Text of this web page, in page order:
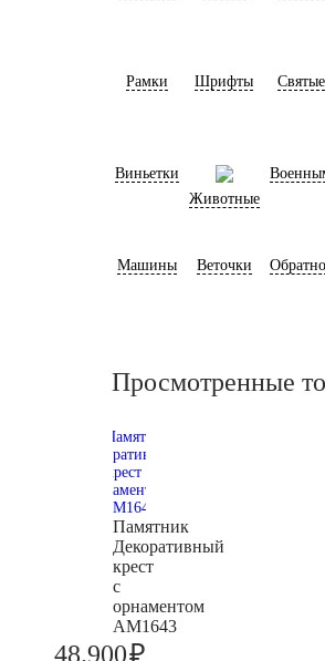
Рамки Шрифты Святые
Виньетки
Животные
Машины Веточки
Просмотренные
Памятник
Декоративный
крест
с
орнаментом
AM1643
48.900₽